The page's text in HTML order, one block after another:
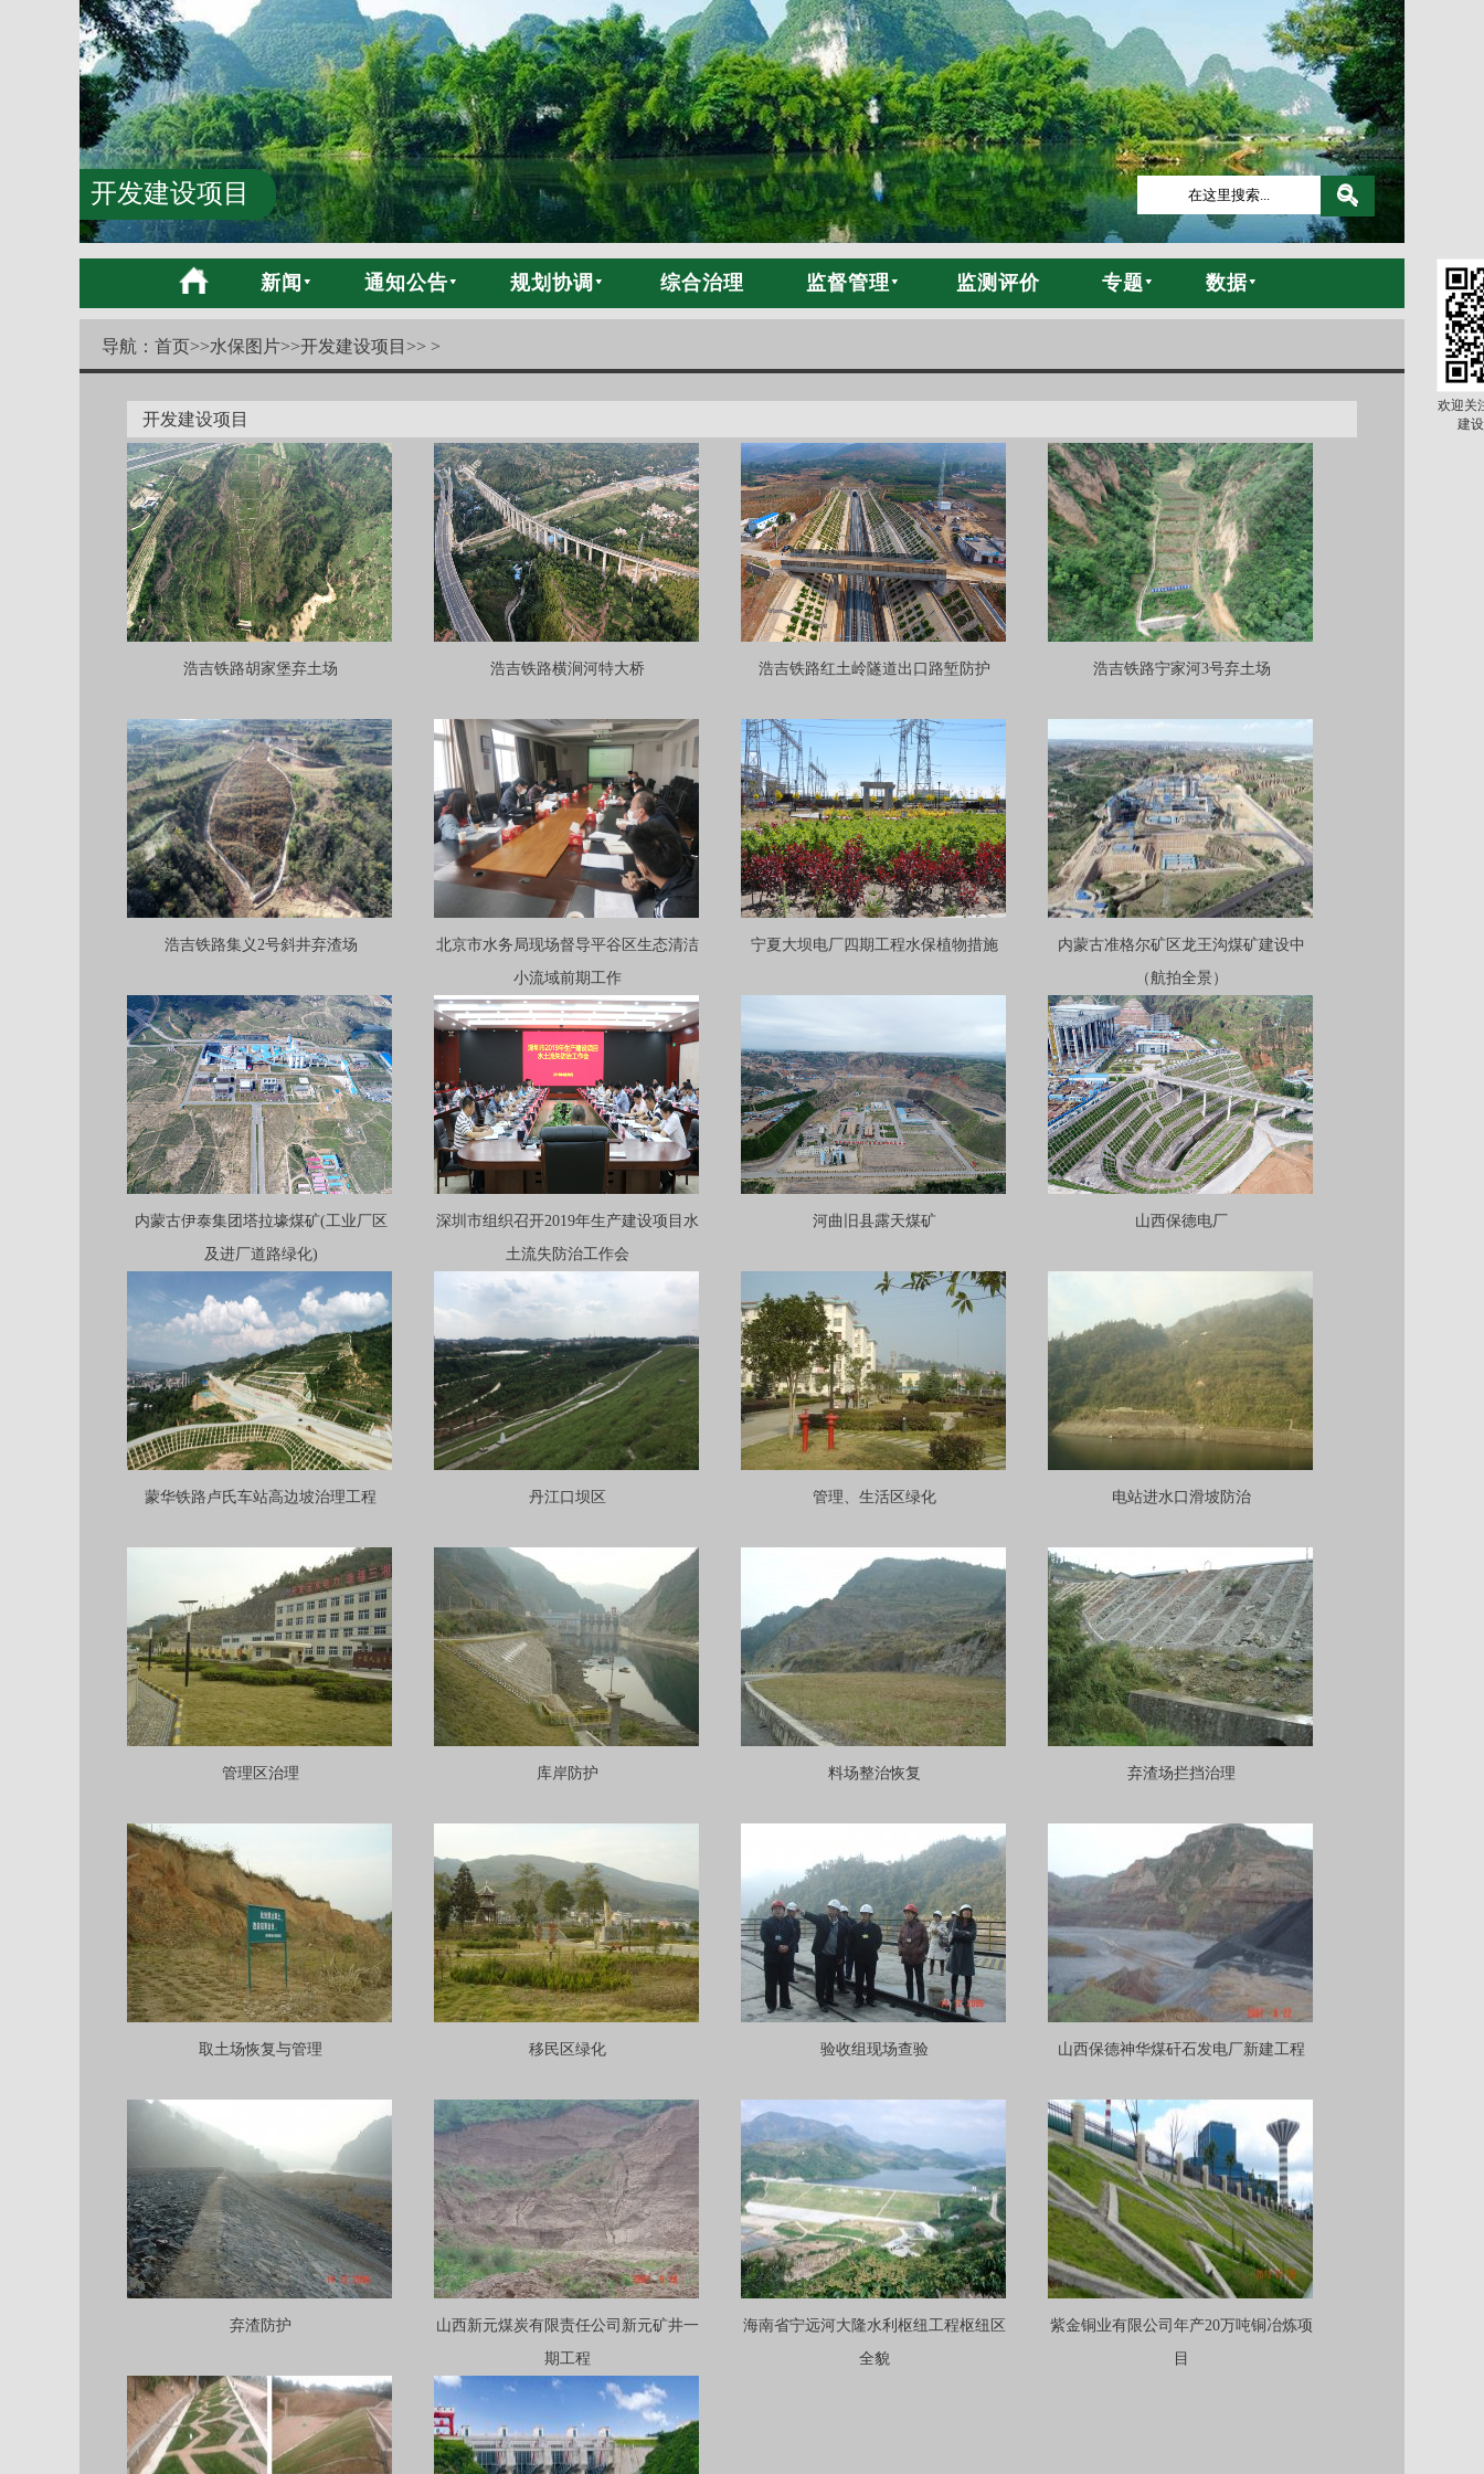
开发建设项目
新闻 通知公告 规划协调 综合治理 监督管理 监测评价 专题 数据
导航： 首页>>水保图片>>开发建设项目 >> >
开发建设项目
浩吉铁路胡家堡弃土场 浩吉铁路横涧河特大桥 浩吉铁路红土岭隧道出口路堑防护 浩吉铁路宁家河3号弃土场
浩吉铁路集义2号斜井弃渣场
北京市水务局现场督导平谷区生态清洁
小流域前期工作
宁夏大坝电厂四期工程水保植物措施
内蒙古准格尔矿区龙王沟煤矿建设中
（航拍全景）
内蒙古伊泰集团塔拉壕煤矿(工业厂区
及进厂道路绿化)
深圳市组织召开2019年生产建设项目水
土流失防治工作会
河曲旧县露天煤矿 山西保德电厂
蒙华铁路卢氏车站高边坡治理工程 丹江口坝区 管理、生活区绿化 电站进水口滑坡防治
管理区治理 库岸防护 料场整治恢复 弃渣场拦挡治理
取土场恢复与管理 移民区绿化 验收组现场查验 山西保德神华煤矸石发电厂新建工程
弃渣防护
山西新元煤炭有限责任公司新元矿井一
期工程
海南省宁远河大隆水利枢纽工程枢纽区
全貌
紫金铜业有限公司年产20万吨铜冶炼项
目
欢迎关
建